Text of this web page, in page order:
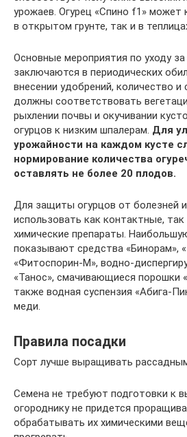
урожаев. Огурец «Спино f1» может
в открытом грунте, так и в
Основные мероприятия по уходу за
заключаются в периодических
внесении удобрений, количество
должны соответствовать
рыхлении почвы и окучивании
огурцов к низким шпалерам. Для
урожайности на каждом кусте
нормирование количества
оставлять не более 20 плодов.
Для защиты огурцов от болезней
использовать как контактные,
химические препараты.
показывают средства «Бинорам»,
«Фитоспорин-М», водно-
«Танос», смачивающиеся порошки
также водная суспензия «Абига-
меди.
Правила посадки
Сорт лучше выращивать
Семена не требуют подготовки к
огороднику не придется
обрабатывать их химическими